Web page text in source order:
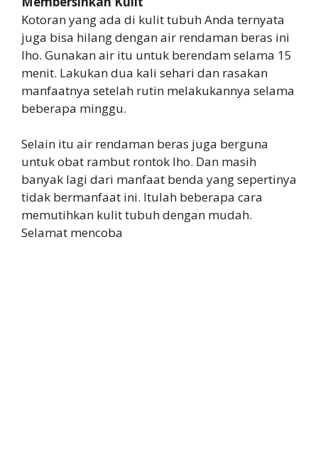
Kotoran yang ada di kulit tubuh Anda ternyata
juga bisa hilang dengan air rendaman beras ini
lho. Gunakan air itu untuk berendam selama 15
menit. Lakukan dua kali sehari dan rasakan
manfaatnya setelah rutin melakukannya selama
beberapa minggu.
Selain itu air rendaman beras juga berguna
untuk obat rambut rontok lho. Dan masih
banyak lagi dari manfaat benda yang sepertinya
tidak bermanfaat ini. Itulah beberapa cara
memutihkan kulit tubuh dengan mudah.
Selamat mencoba